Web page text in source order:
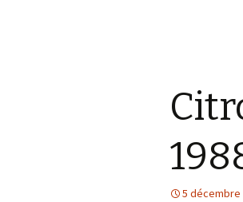
5 décembre